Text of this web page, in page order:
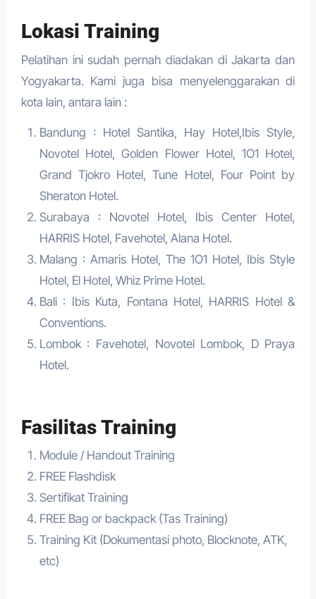
Lokasi Training
Pelatihan ini sudah pernah diadakan di Jakarta dan
Yogyakarta. Kami juga bisa menyelenggarakan di
kota lain, antara lain :
Bandung : Hotel Santika, Hay Hotel,Ibis Style,
Novotel Hotel, Golden Flower Hotel, 1O1 Hotel,
Grand Tjokro Hotel, Tune Hotel, Four Point by
Sheraton Hotel.
Surabaya : Novotel Hotel, Ibis Center Hotel,
HARRIS Hotel, Favehotel, Alana Hotel.
Malang : Amaris Hotel, The 1O1 Hotel, Ibis Style
Hotel, El Hotel, Whiz Prime Hotel.
Bali : Ibis Kuta, Fontana Hotel, HARRIS Hotel &
Conventions.
Lombok : Favehotel, Novotel Lombok, D Praya
Hotel.
Fasilitas Training
Module / Handout Training
FREE Flashdisk
Sertifikat Training
FREE Bag or backpack (Tas Training)
Training Kit (Dokumentasi photo, Blocknote, ATK,
etc)